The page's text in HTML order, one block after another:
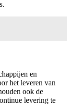
en
het leveren van
ook de
levering te